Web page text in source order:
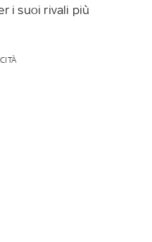
i suoi rivali più